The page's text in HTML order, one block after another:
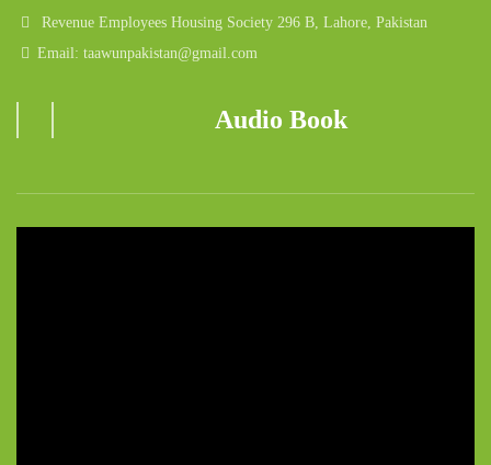
Revenue Employees Housing Society 296 B, Lahore, Pakistan
Email: taawunpakistan@gmail.com
Audio Book